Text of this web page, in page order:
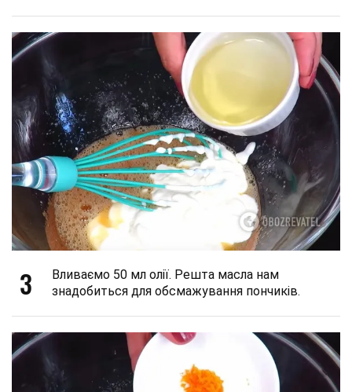
3
Вливаємо 50 мл олії. Решта масла нам
знадобиться для обсмажування пончиків.